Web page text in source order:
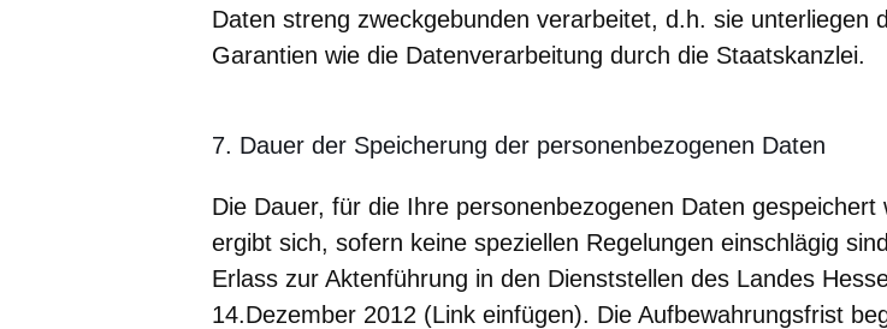
Daten streng zweckgebunden verarbeitet, d.h. sie unterliegen
Garantien wie die Datenverarbeitung durch die Staatskanzlei.
7. Dauer der Speicherung der personenbezogenen Daten
Die Dauer, für die Ihre personenbezogenen Daten gespeichert
ergibt sich, sofern keine speziellen Regelungen einschlägig
Erlass zur Aktenführung in den Dienststellen des Landes
14.Dezember 2012 (Link einfügen). Die Aufbewahrungsfrist